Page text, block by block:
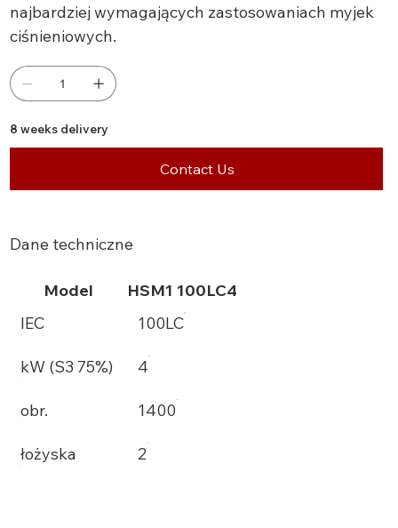
najbardziej wymagających zastosowaniach myjek
ciśnieniowych.
8 weeks delivery
Contact Us
Dane techniczne
Model
HSM1 100LC4
IEC
100LC
kW (S3 75%) 4
obr. 1400
łożyska 2